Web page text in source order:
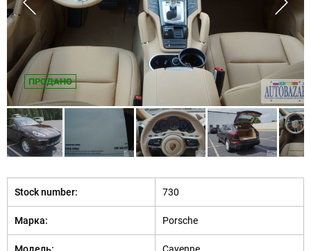
ПРОДАНО
Stock number: 730
Марка: Porsche